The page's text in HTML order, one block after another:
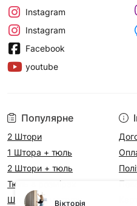
Популярне
2 Штори
1 Штора + тюль
2 Штори + тюль
Тюль в розмірах
Штори на метраж
Instagram
Instagram
Facebook
youtube